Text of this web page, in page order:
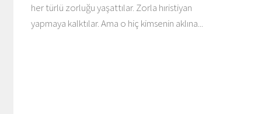
her türlü zorluğu yaşattılar. Zorla hıristiyan
yapmaya kalktılar. Ama o hiç kimsenin aklına...